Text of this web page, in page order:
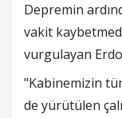
Depremin
vakit
vurgulayan
"Kabinemizin
de yürütülen